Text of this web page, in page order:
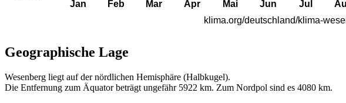
Geographische Lage
Wesenberg liegt auf der nördlichen Hemisphäre (Halbkugel).
Die Entfernung zum Äquator beträgt ungefähr 5922 km. Zum Nordpol sind es 4080 km.